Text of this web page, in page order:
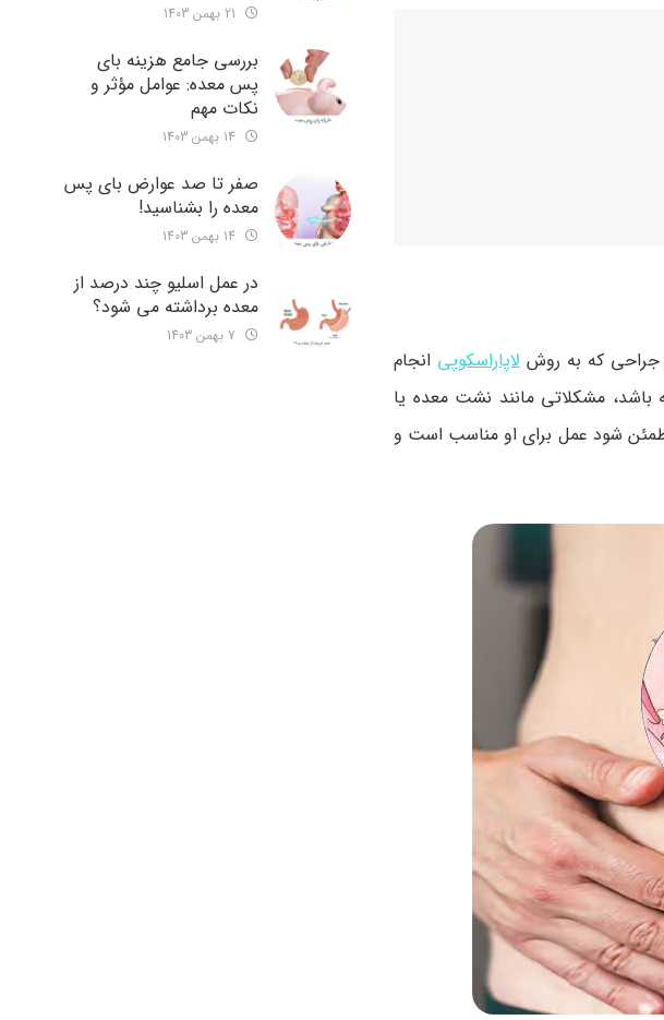
جراحی که به روش لاپاراسکوپی انجام
مشکلاتی مانند نشت معده یا
مطمئن شود عمل برای او مناسب است و
بررسی جامع هزینه‌ بای
پس معده: عوامل مؤثر و
نکات مهم
صفر تا صد عوارض بای پس
معده را بشناسید!
در عمل اسلیو چند درصد از
معده برداشته می شود؟